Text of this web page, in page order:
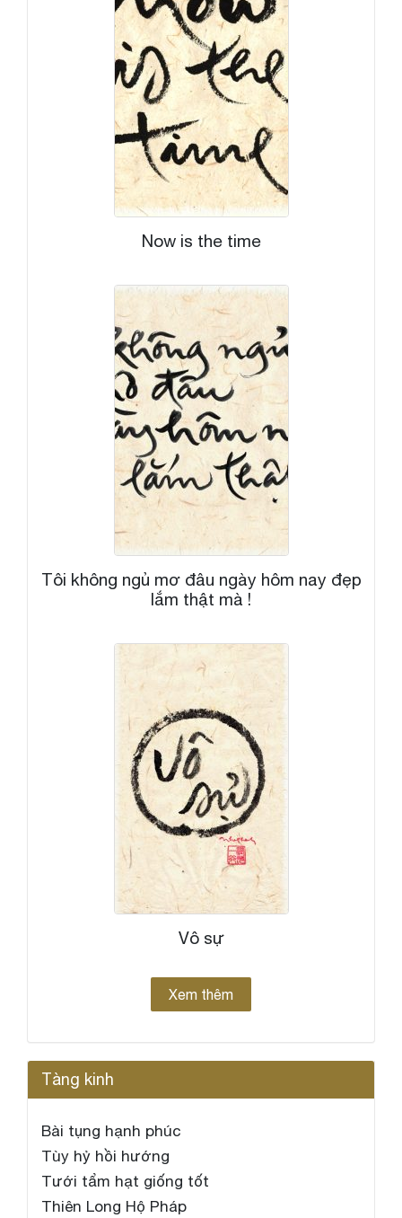
Now is the time
Tôi không ngủ mơ đâu ngày hôm nay đẹp
lắm thật mà !
Vô sự
Xem thêm
Tàng kinh
Bài tụng hạnh phúc
Tùy hỷ hồi hướng
Tưới tẩm hạt giống tốt
Thiên Long Hộ Pháp